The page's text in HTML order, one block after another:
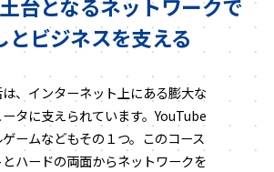
台となるネットワークで
とビジネスを支える
、インターネット上にある膨大な
タに支えられています。YouTube
ームなどもその１つ。このコース
ハードの両面からネットワークを